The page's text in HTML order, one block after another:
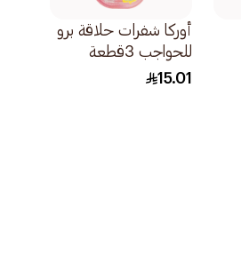
أوركا شفرات حلاقة برو
للحواجب 3قطعة
15.01